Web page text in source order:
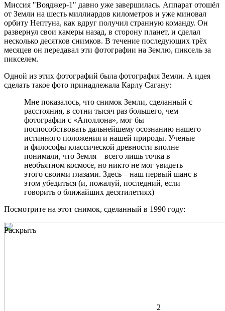
Миссия "Вояджер-1" давно уже завершилась. Аппарат отошёл
от Земли на шесть миллиардов километров и уже миновал
орбиту Нептуна, как вдруг получил странную команду. Он
развернул свои камеры назад, в сторону планет, и сделал
несколько десятков снимков. В течение последующих трёх
месяцев он передавал эти фотографии на Землю, пиксель за
пикселем.
Одной из этих фотографий была фотография Земли. А идея
сделать такое фото принадлежала Карлу Сагану:
Мне показалось, что снимок Земли, сделанный с
расстояния, в сотни тысяч раз большего, чем
фотографии с «Аполлона», мог бы
поспособствовать дальнейшему осознанию нашего
истинного положения и нашей природы. Ученые
и философы классической древности вполне
понимали, что Земля – всего лишь точка в
необъятном космосе, но никто не мог увидеть
этого своими глазами. Здесь – наш первый шанс в
этом убедиться (и, пожалуй, последний, если
говорить о ближайших десятилетиях)
Посмотрите на этот снимок, сделанный в 1990 году:
Раскрыть
2